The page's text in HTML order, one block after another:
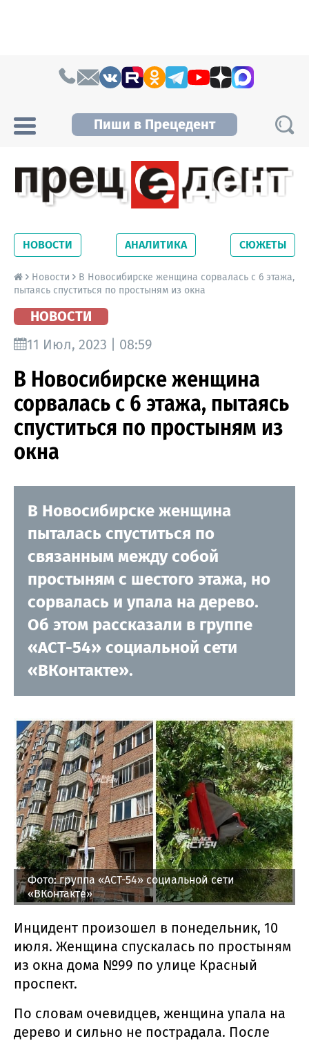
Пиши в Прецедент
Новосибирской области. Читайте свежие
новости на сайте сетевого издания
Precedent.
НОВОСТИ АНАЛИТИКА СЮЖЕТЫ
Новости
В Новосибирске женщина сорвалась с 6 этажа,
пытаясь спуститься по простыням из окна
НОВОСТИ
11 Июл, 2023 | 08:59
В Новосибирске женщина
сорвалась с 6 этажа, пытаясь
спуститься по простыням из
окна
В Новосибирске женщина
пыталась спуститься по
связанным между собой
простыням с шестого этажа, но
сорвалась и упала на дерево.
Об этом рассказали в группе
«АСТ-54» социальной сети
«ВКонтакте».
Фото: группа «АСТ-54» социальной сети
«ВКонтакте»
Инцидент произошел в понедельник, 10
июля. Женщина спускалась по простыням
из окна дома №99 по улице Красный
проспект.
По словам очевидцев, женщина упала на
дерево и сильно не пострадала. После